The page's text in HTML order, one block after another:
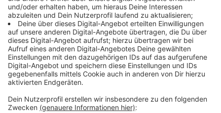
trockenen Grases, sowie einem lebhaften Ostwind,
hatte sich das Feuer gestern am frühen Abend schnell
ausgeweitet. Eine große Rauchsäule am Himmel war
bis in die Eifel zu sehen. Grund für das Feuer in der
Grenzregion ist laut Medienberichten wohl
„menschliche Unachtsamkeit“. 2011 hatte im hohen
Venn Torfboden auf einer Fläche von 1000 Hektar
gebrannt.
Anzeige